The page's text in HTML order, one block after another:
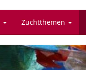
Zuchtthemen